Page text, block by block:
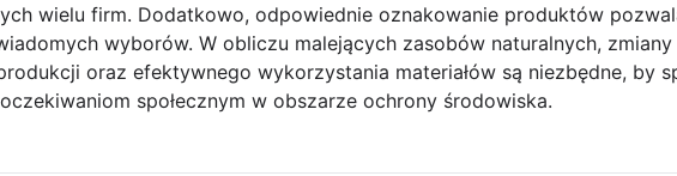
wielu firm. Dodatkowo, odpowiednie oznakowanie produktów
wyborów. W obliczu malejących zasobów naturalnych,
oraz efektywnego wykorzystania materiałów są niezbędne, by
społecznym w obszarze ochrony środowiska.